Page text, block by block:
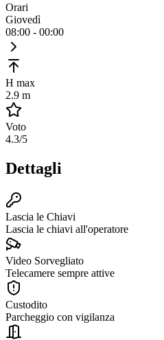
Orari
Giovedì
08:00 - 00:00
H max
2.9 m
Voto
4.3/5
Dettagli
Lascia le Chiavi
Lascia le chiavi all'operatore
Video Sorvegliato
Telecamere sempre attive
Custodito
Parcheggio con vigilanza